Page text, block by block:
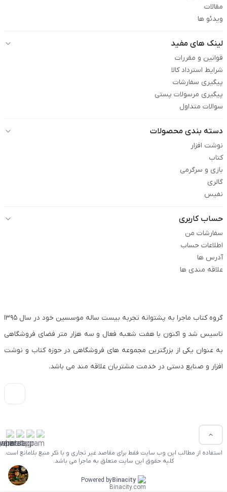
مقالات
ویدئو ها
لینک های مفید
قوانین و مقررات
شرایط استرداد کالا
پیگیری سفارشات
پیگیری مرسولات پستی
سوالات متداول
دسته بندی محصولات
نوشت افزار
کتاب
بازی و سرگرمی
گالری
نفیس
حساب کاربری
سفارشات من
اطلاعات حساب
آدرس ها
علاقه مندی ها
گروه کتاب ماجرا به پشتوانه تجربه بیست ساله موسسین خود در سال ۱۳۹۵
تاسیس شد و اکنون با هفت شعبه فعال و سه هزار متر فضای فروشگاهی
به عنوان یکی از بزرگترین مجموعه های فروشگاهی در حوزه کتاب و نوشت
افزار و صنایع دستی در خدمت مشتریان علاقه مند می باشد.
استفاده از مطالب این وب سایت فقط برای مقاصد غیر تجاری و با ذکر منبع بلامانع است.
کلیه حقوق این سایت متعلق به ماجرا می باشد.
Powered byBinacity